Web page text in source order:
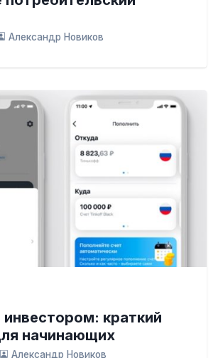
Александр Новиков
инвестором: краткий
начинающих
Александр Новиков